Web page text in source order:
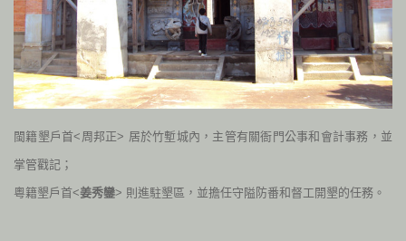
閩籍墾戶首<周邦正> 居於竹塹城內，主管有關衙門公事和會計事務，並
掌管戳記；
粵籍墾戶首<姜秀鑾> 則進駐墾區，並擔任守隘防番和督工開墾的任務。